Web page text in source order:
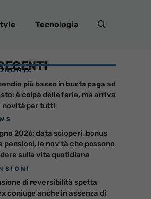
Tecnologia
più basso in busta paga ad
è colpa delle ferie, ma arriva
novità per tutti
2026: data scioperi, bonus
pensioni, le novità che possono
sulla vita quotidiana
di reversibilità spetta
coniuge anche in assenza di